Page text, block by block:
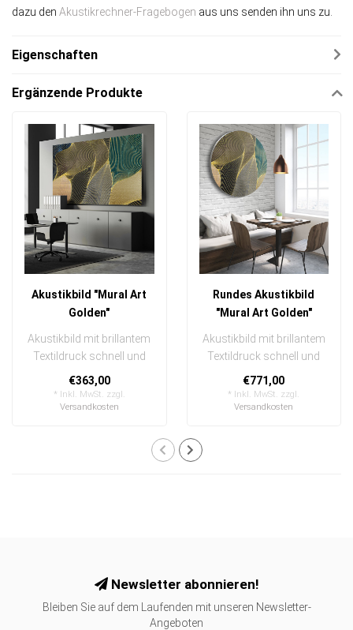
dazu den Akustikrechner-Fragebogen aus uns senden ihn uns zu.
Eigenschaften
Ergänzende Produkte
Akustikbild "Mural Art
Golden"
Akustikbild mit brillantem
Textildruck schnell und
einfach austauschbar
In eine..
€363,00
* Inkl. MwSt. zzgl.
Versandkosten
Rundes Akustikbild
"Mural Art Golden"
Akustikbild mit brillantem
Textildruck schnell und
einfach austauschbar
In ein..
€771,00
* Inkl. MwSt. zzgl.
Versandkosten
Newsletter abonnieren!
Bleiben Sie auf dem Laufenden mit unseren Newsletter-
Angeboten